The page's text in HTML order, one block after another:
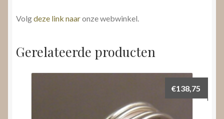
Volgdeze link naaronze webwinkel.
Gerelateerde producten
€138,75